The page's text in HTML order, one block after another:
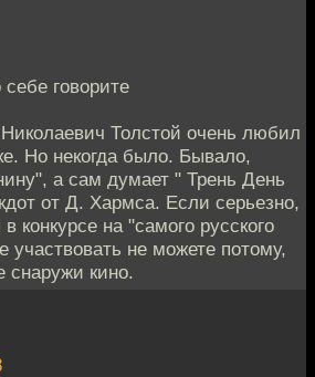
говорите
Толстой очень любил
Но некогда было. Бывало,
а сам думает " Трень День
от Д. Хармса. Если серьезно,
конкурсе на "самого русского
участвовать не можете потому,
снаружи кино.